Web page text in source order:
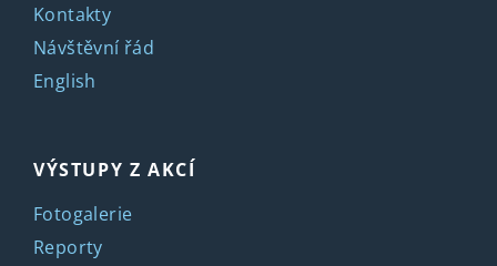
Kontakty
Návštěvní řád
English
VÝSTUPY Z AKCÍ
Fotogalerie
Reporty